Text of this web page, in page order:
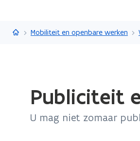
Vlaanderen.be
Mobiliteit en openbare werken
laden.Publiciteit
U mag niet zomaar